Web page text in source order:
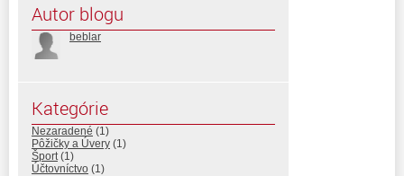
Autor blogu
beblar
Kategórie
Nezaradené (1)
Pôžičky a Úvery (1)
Šport (1)
Účtovníctvo (1)